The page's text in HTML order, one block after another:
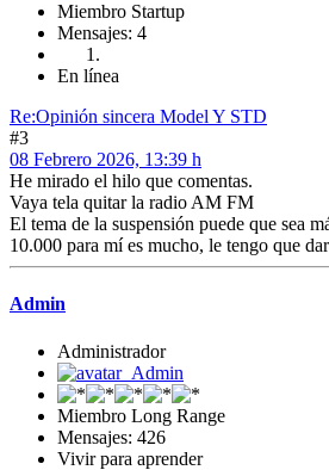
Miembro Startup
Mensajes: 4
En línea
Re:Opinión sincera Model Y STD
#3
08 Febrero 2026, 13:39 h
He mirado el hilo que comentas.
Vaya tela quitar la radio AM FM
El tema de la suspensión puede que sea
10.000 para mí es mucho, le tengo que
Admin
Administrador
Miembro Long Range
Mensajes: 426
Vivir para aprender